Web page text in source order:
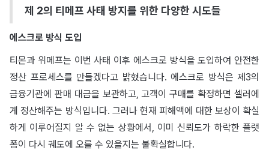
제 2의 티메프 사태 방지를 위한 다양한 시도들
에스크로 방식 도입
티몬과 위메프는 이번 사태 이후 에스크로 방식을 도입하여 안전한
정산 프로세스를 만들겠다고 밝혔습니다. 에스크로 방식은 제3의
금융기관에 판매 대금을 보관하고, 고객이 구매를 확정하면 셀러에
게 정산해주는 방식입니다. 그러나 현재 피해액에 대한 보상이 확실
하게 이루어질지 알 수 없는 상황에서, 이미 신뢰도가 하락한 플랫
폼이 다시 궤도에 오를 수 있을지는 불확실합니다.